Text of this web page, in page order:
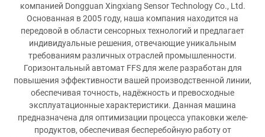
компанией Dongguan Xingxiang Sensor Technology Co., Ltd.
Основанная в 2005 году, наша компания находится на
передовой в области сенсорных технологий и предлагает
индивидуальные решения, отвечающие уникальным
требованиям различных отраслей промышленности.
Горизонтальный автомат FFS для желе разработан для
повышения эффективности вашей производственной линии,
обеспечивая точность, надёжность и превосходные
эксплуатационные характеристики. Данная машина
предназначена для оптимизации процесса упаковки желе-
продуктов, обеспечивая бесперебойную работу от